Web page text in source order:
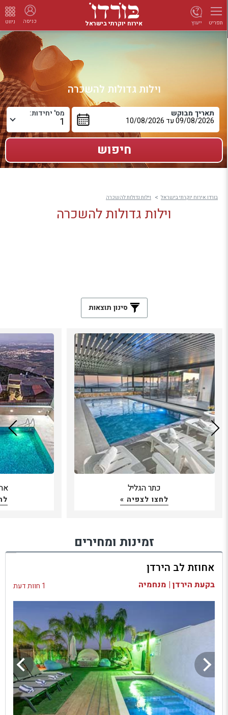
תפריט אירוח יוקרתי בישראל כניסה ניווט ייעוץ
וילות גדולות להשכרה
תאריך מבוקש מס' יחידות:
בורדו אירוח יוקרתי בישראל וילות גדולות להשכרה
וילות גדולות להשכרה
סינון תוצאות
כתר הגליל
לחצו לצפיה »
זמינות ומחירים
אחוזת לב הירדן
בקעת הירדן | מנחמיה 1 חוות דעת